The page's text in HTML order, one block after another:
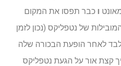
ו כבר תפסו את המקום
התוכניות המובילות של נטפליקס (נכון לזמן
לאחר הופעת הבכורה שלה
קצת אור על הגעת נטפליקס